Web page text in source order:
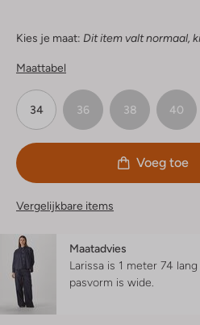
Kies je maat: Dit item valt normaal,
Maattabel
34 36 38 40
Voeg toe
Vergelijkbare items
Maatadvies
Larissa is 1 meter 74
pasvorm is wide